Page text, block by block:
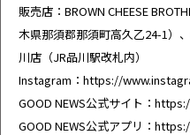
販売店：BROWN CHEESE
木県那須郡那須町高久乙24-1）
川店（JR品川駅改札内）
Instagram： https://
GOOD NEWS公式サイト：
GOOD NEWS公式アプリ：